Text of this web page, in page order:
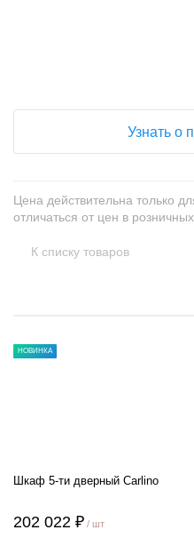
Узнать о
Цена действительна только
отличаться от цен в
К списку товаров
НОВИНКА
Шкаф 5-ти дверный Carlino
202 022 ₽ / шт